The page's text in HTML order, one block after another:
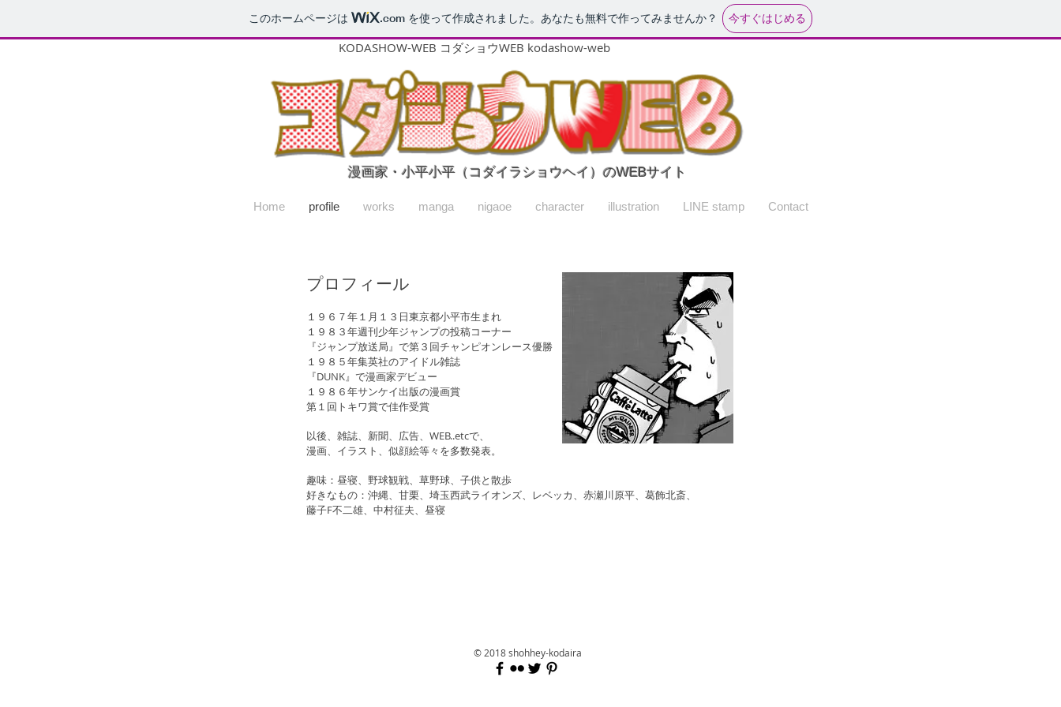
このホームページは .com を使って作成されました。あなたも無料で作ってみませんか？ 今すぐはじめる
​KODASHOW-WEB コダショウWEB kodashow-web
漫画家・小平小平（コダイラショウヘイ）のWEBサイト
Home profile works manga nigaoe character illustration LINE stamp Contact
プロフィール
１９６７年１月１３日東京都小平市生まれ
１９８３年週刊少年ジャンプの投稿コーナー
『ジャンプ放送局』で第３回チャンピオンレース優勝
１９８５年集英社のアイドル雑誌
『DUNK』で漫画家デビュー
１９８６年サンケイ出版の漫画賞
第１回トキワ賞で佳作受賞
以後、雑誌、新聞、広告、WEB..etcで、
漫画、イラスト、似顔絵等々を多数発表。
趣味：昼寝、野球観戦、草野球、子供と散歩
好きなもの：沖縄、甘栗、埼玉西武ライオンズ、レベッカ、赤瀬川原平、葛飾北斎、
藤子F不二雄、中村征夫、昼寝
© 2018 shohhey-kodaira